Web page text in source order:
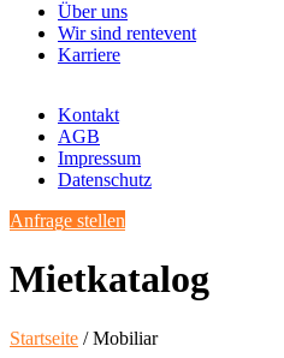
Über uns
Wir sind rentevent
Karriere
Kontakt
AGB
Impressum
Datenschutz
Anfrage stellen
Mietkatalog
Startseite / Mobiliar